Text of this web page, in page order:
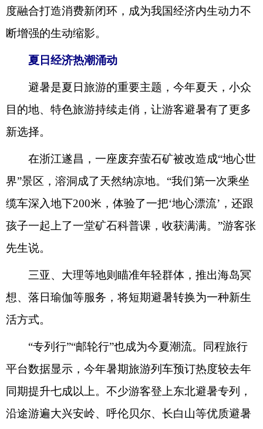
度融合打造消费新闭环，成为我国经济内生动力不
断增强的生动缩影。
夏日经济热潮涌动
避暑是夏日旅游的重要主题，今年夏天，小众
目的地、特色旅游持续走俏，让游客避暑有了更多
新选择。
在浙江遂昌，一座废弃萤石矿被改造成“地心世
界”景区，溶洞成了天然纳凉地。“我们第一次乘坐
缆车深入地下200米，体验了一把‘地心漂流’，还跟
孩子一起上了一堂矿石科普课，收获满满。”游客张
先生说。
三亚、大理等地则瞄准年轻群体，推出海岛冥
想、落日瑜伽等服务，将短期避暑转换为一种新生
活方式。
“专列行”“邮轮行”也成为今夏潮流。同程旅行
平台数据显示，今年暑期旅游列车预订热度较去年
同期提升七成以上。不少游客登上东北避暑专列，
沿途游遍大兴安岭、呼伦贝尔、长白山等优质避暑